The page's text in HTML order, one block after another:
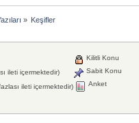
» Keşifler
ileti içermektedir)
ileti içermektedir)
Kilitli Konu
Sabit Konu
Anket